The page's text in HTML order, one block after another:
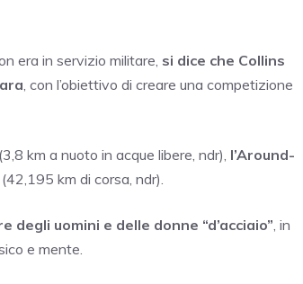
era in servizio militare, si dice che Collins
, con l’obiettivo di creare una competizione
(3,8 km a nuoto in acque libere, ndr), l’Around-
(42,195 km di corsa, ndr).
degli uomini e delle donne “d’acciaio” , in
e mente.